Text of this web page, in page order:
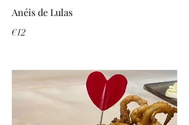
Anéis de Lulas
€12